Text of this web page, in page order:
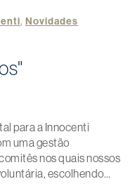
, Novidades
para a Innocenti
uma gestão
nos quais nossos
escolhendo…